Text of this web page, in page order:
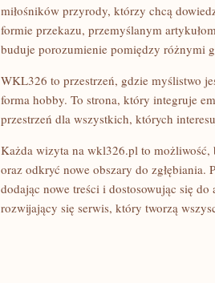
miłośników przyrody, którzy chcą
formie przekazu, przemyślanym
buduje porozumienie pomiędzy różnymi
WKL326 to przestrzeń, gdzie myślistwo
forma hobby. To strona, który integruje
przestrzeń dla wszystkich, których
Każda wizyta na wkl326.pl to możliwość,
oraz odkryć nowe obszary do zgłębiania.
dodając nowe treści i dostosowując się
rozwijający się serwis, który tworzą